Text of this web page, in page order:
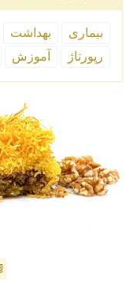
بیماری بهداشت
رپورتاژ
آموزش